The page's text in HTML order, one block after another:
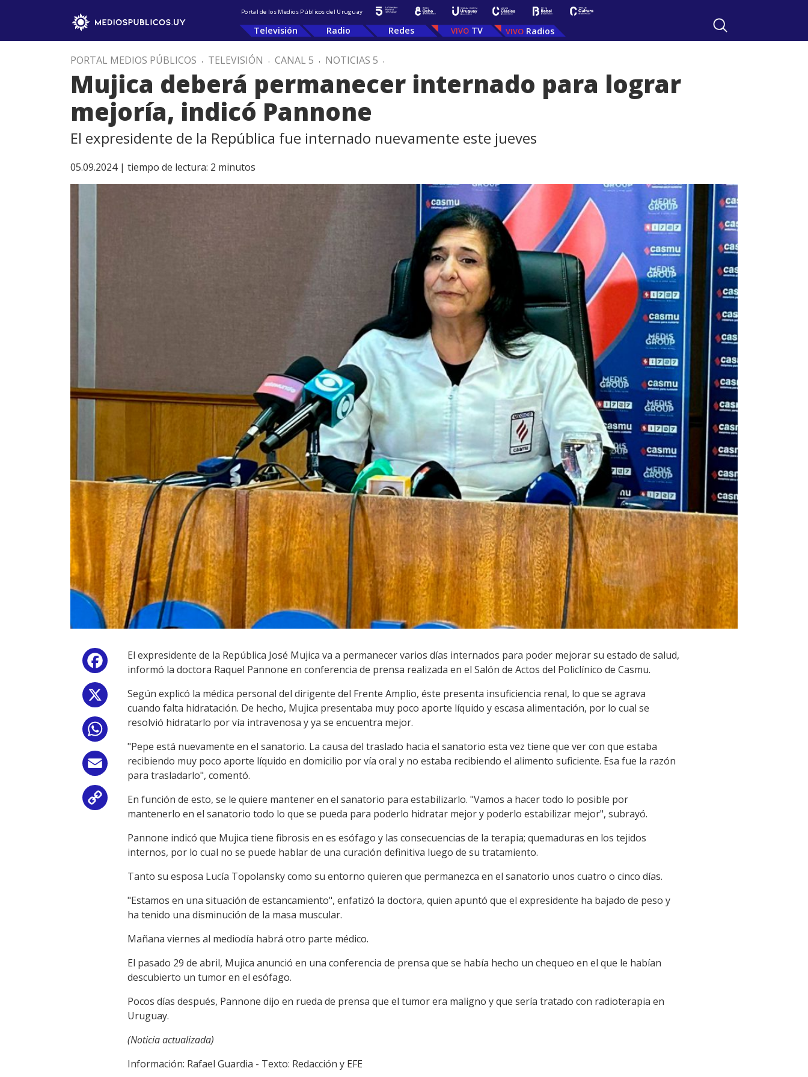
Portal de los Medios Públicos del Uruguay
Televisión Radio Redes TV Radios
PORTAL MEDIOS PÚBLICOS . TELEVISIÓN . CANAL 5 . NOTICIAS 5 .
Mujica deberá permanecer internado para lograr
mejoría, indicó Pannone
El expresidente de la República fue internado nuevamente este jueves
05.09.2024 | tiempo de lectura: 2 minutos
Facebook
Email
Copy
El expresidente de la República José Mujica va a permanecer varios días internados para poder mejorar su estado de salud,
informó la doctora Raquel Pannone en conferencia de prensa realizada en el Salón de Actos del Policlínico de Casmu.
Según explicó la médica personal del dirigente del Frente Amplio, éste presenta insuficiencia renal, lo que se agrava
cuando falta hidratación. De hecho, Mujica presentaba muy poco aporte líquido y escasa alimentación, por lo cual se
resolvió hidratarlo por vía intravenosa y ya se encuentra mejor.
"Pepe está nuevamente en el sanatorio. La causa del traslado hacia el sanatorio esta vez tiene que ver con que estaba
recibiendo muy poco aporte líquido en domicilio por vía oral y no estaba recibiendo el alimento suficiente. Esa fue la razón
para trasladarlo", comentó.
En función de esto, se le quiere mantener en el sanatorio para estabilizarlo. "Vamos a hacer todo lo posible por
mantenerlo en el sanatorio todo lo que se pueda para poderlo hidratar mejor y poderlo estabilizar mejor", subrayó.
Pannone indicó que Mujica tiene fibrosis en es esófago y las consecuencias de la terapia; quemaduras en los tejidos
internos, por lo cual no se puede hablar de una curación definitiva luego de su tratamiento.
Tanto su esposa Lucía Topolansky como su entorno quieren que permanezca en el sanatorio unos cuatro o cinco días.
"Estamos en una situación de estancamiento", enfatizó la doctora, quien apuntó que el expresidente ha bajado de peso y
ha tenido una disminución de la masa muscular.
Mañana viernes al mediodía habrá otro parte médico.
El pasado 29 de abril, Mujica anunció en una conferencia de prensa que se había hecho un chequeo en el que le habían
descubierto un tumor en el esófago.
Pocos días después, Pannone dijo en rueda de prensa que el tumor era maligno y que sería tratado con radioterapia en
Uruguay.
(Noticia actualizada)
Información: Rafael Guardia - Texto: Redacción y EFE